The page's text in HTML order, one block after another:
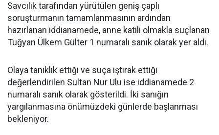
Savcılık tarafından yürütülen geniş çaplı
soruşturmanın tamamlanmasının ardından
hazırlanan iddianamede, anne katili olmakla suçlanan
Tuğyan Ülkem Gülter 1 numaralı sanık olarak yer aldı.
Olaya tanıklık ettiği ve suça iştirak ettiği
değerlendirilen Sultan Nur Ulu ise iddianamede 2
numaralı sanık olarak gösterildi. İki sanığın
yargılanmasına önümüzdeki günlerde başlanması
bekleniyor.